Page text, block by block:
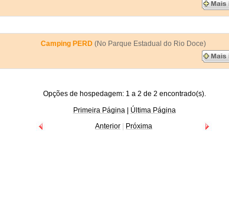
Camping PERD (No Parque Estadual do Rio Doce)
Opções de hospedagem: 1 a 2 de 2 encontrado(s).
Primeira Página|
Última Página
Anterior
Próxima